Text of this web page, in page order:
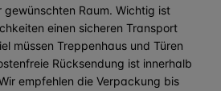
Raum. Wichtig ist
einen sicheren Transport
müssen Treppenhaus und Türen
Rücksendung ist innerhalb
empfehlen die Verpackung bis